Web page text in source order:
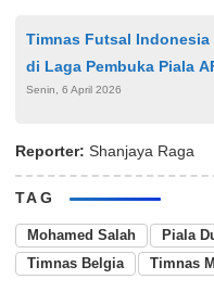
Timnas Futsal Indonesia
di Laga Pembuka Piala
Semifinal Diusung
Senin, 6 April 2026
Reporter: Shanjaya Raga
TAG
Mohamed Salah Piala
Timnas Belgia
Timnas